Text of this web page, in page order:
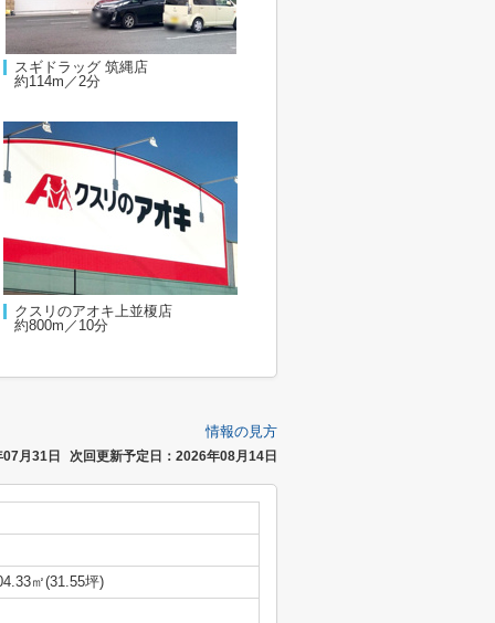
スギドラッグ 筑縄店
約114m／2分
クスリのアオキ上並榎店
約800m／10分
情報の見方
月31日 次回更新予定日：2026年08月14日
㎡(31.55坪)